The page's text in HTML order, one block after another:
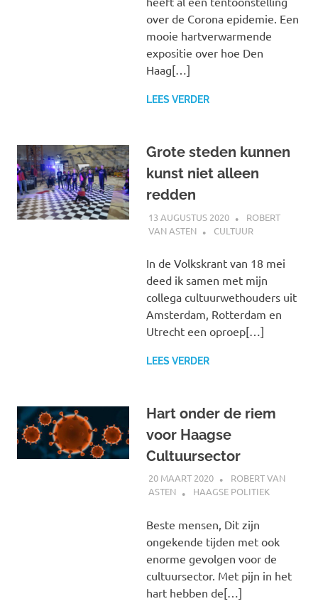
over de Corona epidemie. Een
mooie hartverwarmende
expositie over hoe Den
Haag[…]
LEES VERDER
Grote steden kunnen
kunst niet alleen
redden
13 AUGUSTUS 2020
ROBERT
VAN ASTEN
CULTUUR
In de Volkskrant van 18 mei
deed ik samen met mijn
collega cultuurwethouders uit
Amsterdam, Rotterdam en
Utrecht een oproep[…]
LEES VERDER
Hart onder de riem
voor Haagse
Cultuursector
20 MAART 2020
ROBERT VAN
ASTEN
HAAGSE POLITIEK
Beste mensen, Dit zijn
ongekende tijden met ook
enorme gevolgen voor de
cultuursector. Met pijn in het
hart hebben de[…]